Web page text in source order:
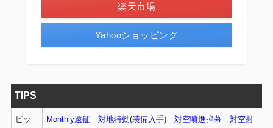
楽天市場
Yahooショッピング
TIPS
ピッ
Monthly遠征 対地特効(装備入手) 対空噴進弾幕
対空射